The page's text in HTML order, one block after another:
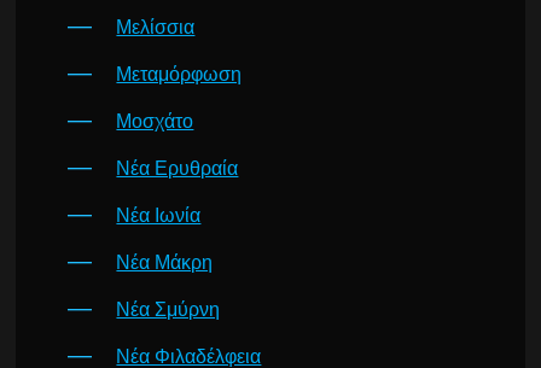
Μελίσσια
Μεταμόρφωση
Μοσχάτο
Νέα Ερυθραία
Νέα Ιωνία
Νέα Μάκρη
Νέα Σμύρνη
Νέα Φιλαδέλφεια